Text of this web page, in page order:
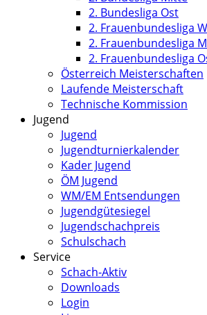
2. Bundesliga Ost
2. Frauenbundesliga
2. Frauenbundesliga
2. Frauenbundesliga
Österreich Meisterschaften
Laufende Meisterschaft
Technische Kommission
Jugend
Jugend
Jugendturnierkalender
Kader Jugend
ÖM Jugend
WM/EM Entsendungen
Jugendgütesiegel
Jugendschachpreis
Schulschach
Service
Schach-Aktiv
Downloads
Login